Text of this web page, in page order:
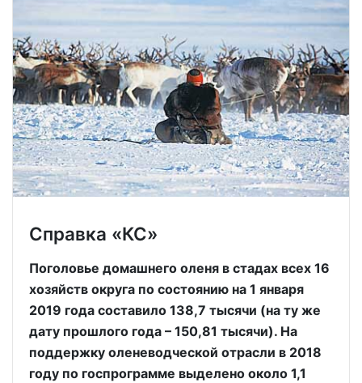
Справка «КС»
Поголовье домашнего оленя в стадах всех 16
хозяйств округа по состоянию на 1 января
2019 года составило 138,7 тысячи (на ту же
дату прошлого года – 150,81 тысячи). На
поддержку оленеводческой отрасли в 2018
году по госпрограмме выделено около 1,1